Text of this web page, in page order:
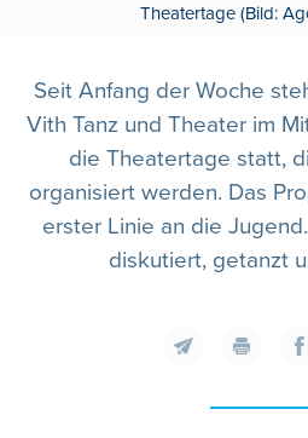
Theatertage (Bild:
Seit Anfang der Woche
Vith Tanz und Theater im
die Theatertage statt,
organisiert werden. Das
erster Linie an die
diskutiert, getanzt